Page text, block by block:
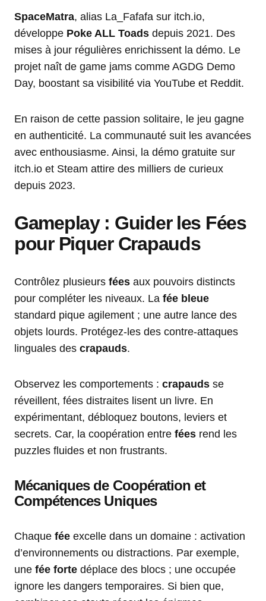
SpaceMatra, alias La_Fafafa sur itch.io,
développe Poke ALL Toads depuis 2021. Des
mises à jour régulières enrichissent la démo. Le
projet naît de game jams comme AGDG Demo
Day, boostant sa visibilité via YouTube et Reddit.
En raison de cette passion solitaire, le jeu gagne
en authenticité. La communauté suit les avancées
avec enthousiasme. Ainsi, la démo gratuite sur
itch.io et Steam attire des milliers de curieux
depuis 2023.
Gameplay : Guider les Fées
pour Piquer Crapauds
Contrôlez plusieurs fées aux pouvoirs distincts
pour compléter les niveaux. La fée bleue
standard pique agilement ; une autre lance des
objets lourds. Protégez-les des contre-attaques
linguales des crapauds.
Observez les comportements : crapauds se
réveillent, fées distraites lisent un livre. En
expérimentant, débloquez boutons, leviers et
secrets. Car, la coopération entre fées rend les
puzzles fluides et non frustrants.
Mécaniques de Coopération et
Compétences Uniques
Chaque fée excelle dans un domaine : activation
d’environnements ou distractions. Par exemple,
une fée forte déplace des blocs ; une occupée
ignore les dangers temporaires. Si bien que,